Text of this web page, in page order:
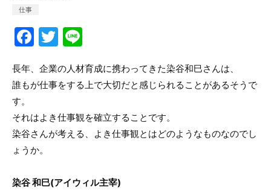
仕事
F
a
c
e
b
o
o
k
T
w
itt
er
n
e
長年、企業の人材育成に携わってきた染谷和巳さんは、
誰もが仕事をする上で大切だと感じられることがあるそうで
す。
それはよき仕事観を確立することです。
染谷さんが考える、よき仕事観とはどのようなものなのでし
ょうか。
染谷 和巳(アイウィル主宰)